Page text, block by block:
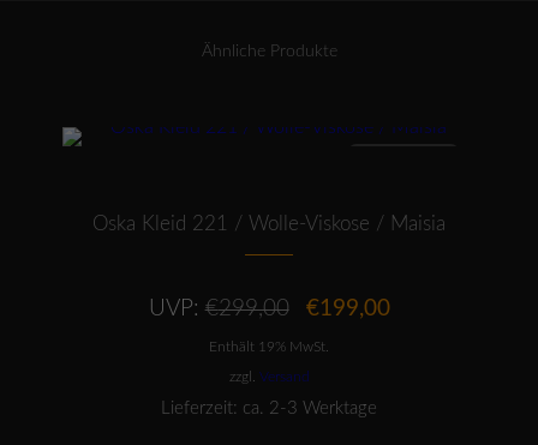
Ähnliche Produkte
Dieses Produkt weist mehrere Varianten auf. Die Optionen können auf der Produktseite gewählt werden
Oska Kleid 221 / Wolle-Viskose / Maisia
UVP: €299,00
Ursprünglicher
war:
€299,00
€199,00Aktueller
Enthält 19% MwSt.
zzgl. Versand
Lieferzeit: ca. 2-3 Werktage